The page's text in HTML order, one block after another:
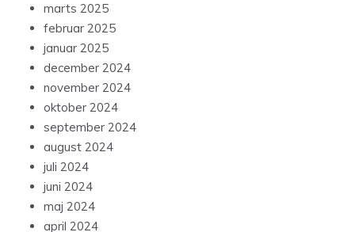
marts 2025
februar 2025
januar 2025
december 2024
november 2024
oktober 2024
september 2024
august 2024
juli 2024
juni 2024
maj 2024
april 2024